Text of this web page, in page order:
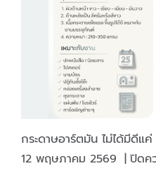
กระดาษอาร์ตมัน ไม่ได้มีดีแค่
12 พฤษภาคม 2569 | ปิดค